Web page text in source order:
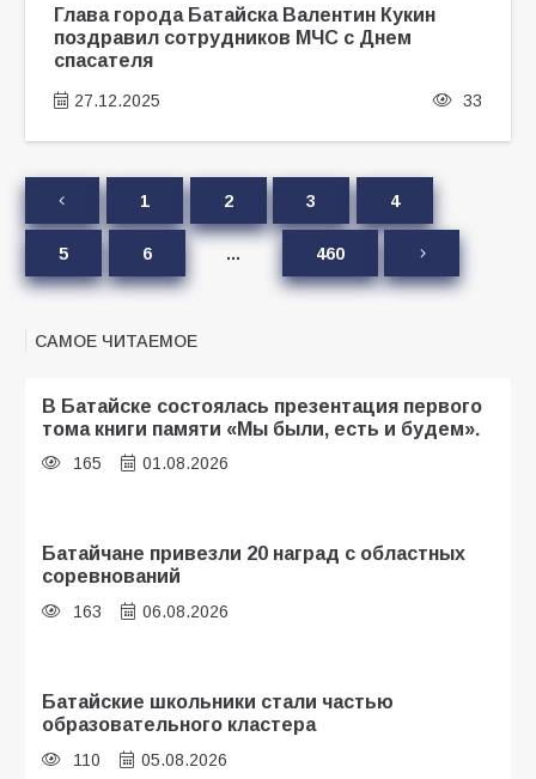
Глава города Батайска Валентин Кукин
поздравил сотрудников МЧС с Днем
спасателя
27.12.2025 33
1 2 3 4
5 6 … 460
САМОЕ ЧИТАЕМОЕ
В Батайске состоялась презентация первого
тома книги памяти «Мы были, есть и будем».
165 01.08.2026
Батайчане привезли 20 наград с областных
соревнований
163 06.08.2026
Батайские школьники стали частью
образовательного кластера
110 05.08.2026